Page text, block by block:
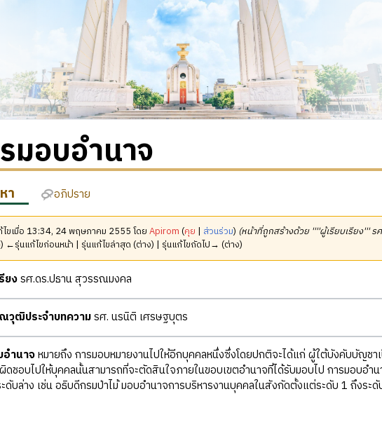
มอบอำนาจ
า อภิปราย
ขเมื่อ 13:34, 24 พฤษภาคม 2555 โดยApirom (คุย | ส่วนร่วม) (หน้าที่ถูกสร้างด้วย ''''ผู้เรียบเรียง'''
←รุ่นแก้ไขก่อนหน้า | รุ่นแก้ไขล่าสุด (ต่าง) | รุ่นแก้ไขถัดไป→ (ต่าง)
ยงรศ.ดร.ปธาน สุวรรณมงคล
วุฒิประจำบทความรศ. นรนิติ เศรษฐบุตร
ำนาจหมายถึง การมอบหมายงานไปให้อีกบุคคลหนึ่งซึ่งโดยปกติจะได้แก่ ผู้ใต้บังคับบัญชา
ดชอบไปให้บุคคลนั้นสามารถที่จะตัดสินใจภายในขอบเขตอำนาจที่ได้รับมอบไป การมอบอ
ดับล่าง เช่น อธิบดีกรมป่าไม้ มอบอำนาจการบริหารงานบุคคลในสังกัดตั้งแต่ระดับ 1 ถึงระ